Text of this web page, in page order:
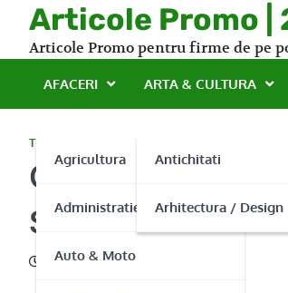
content
Articole Promo |
Articole Promo pentru firme de pe
AFACERI
Agricultura
Administratie Publica
Auto & Moto
ARTA & CULTURA
Antichitati
Arhitectura / Design
TEHNOLOGIE
Ce trebuie sa
Solution
28/11/2013